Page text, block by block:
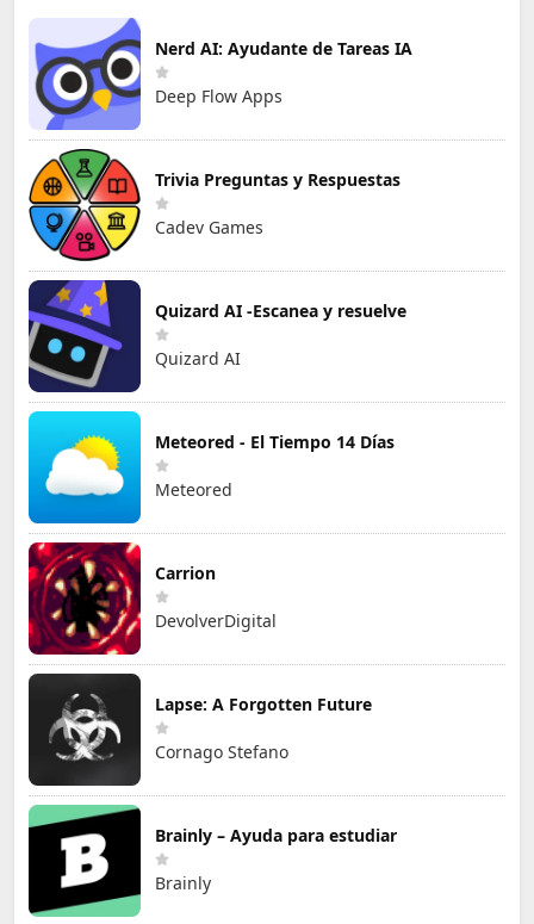
Nerd AI: Ayudante de Tareas IA
Deep Flow Apps
Trivia Preguntas y Respuestas
Cadev Games
Quizard AI -Escanea y resuelve
Quizard AI
Meteored - El Tiempo 14 Días
Meteored
Carrion
DevolverDigital
Lapse: A Forgotten Future
Cornago Stefano
Brainly – Ayuda para estudiar
Brainly